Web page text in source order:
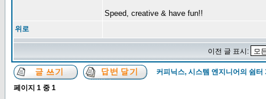
Speed, creative & have fun!!
위로
이전 글 표시:
커피닉스, 시스템 엔지니어의 쉼터
페이지 1 중 1